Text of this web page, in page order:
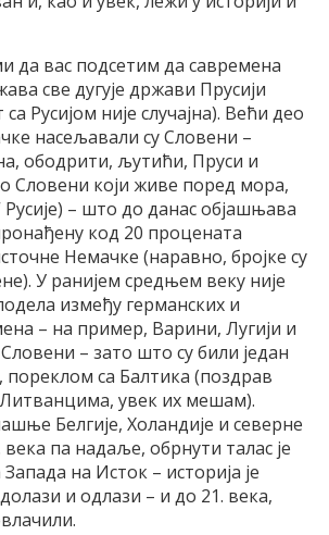
да вас подсетим да савремена
све дугује држави Прусији
Русијом није случајна). Већи део
насељавали су Словени –
ободрити, љутићи, Пруси и
Словени који живе поред мора,
Русије) – што до данас објашњава
код 20 процената
Немачке (наравно, бројке су
У ранијем средњем веку није
између германских и
– на пример, Варини, Лугији и
– зато што су били један
са Балтика (поздрав
увек их мешам).
Белгије, Холандије и северне
па надаље, обрнути талас је
на Исток – историја је
и одлази – и до 21. века,